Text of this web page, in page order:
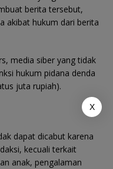
berita tersebut,
akibat hukum dari berita
media siber yang tidak
hukum pidana denda
juta rupiah).
dapat dicabut karena
kecuali terkait
anak, pengalaman
X